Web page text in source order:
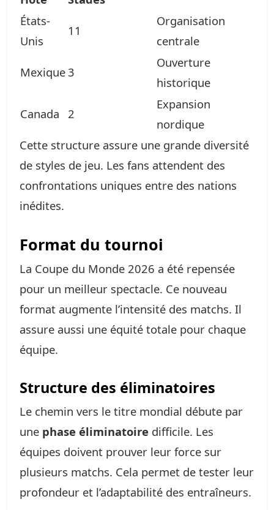
États-
Unis
11
Organisation
centrale
Mexique3
Ouverture
historique
Canada 2
Expansion
nordique
Cette structure assure une grande diversité
de styles de jeu. Les fans attendent des
confrontations uniques entre des nations
inédites.
Format du tournoi
La Coupe du Monde 2026 a été repensée
pour un meilleur spectacle. Ce nouveau
format augmente l’intensité des matchs. Il
assure aussi une équité totale pour chaque
équipe.
Structure des éliminatoires
Le chemin vers le titre mondial débute par
une phase éliminatoire difficile. Les
équipes doivent prouver leur force sur
plusieurs matchs. Cela permet de tester leur
profondeur et l’adaptabilité des entraîneurs.